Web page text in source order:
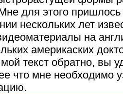
для этого пришлось
нескольких лет
на
америкаских
текст обратно, вы
что мне необходимо